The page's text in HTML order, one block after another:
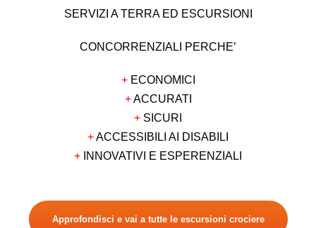
SERVIZI A TERRA ED ESCURSIONI
CONCORRENZIALI PERCHE’
+ECONOMICI
+ACCURATI
+ SICURI
+ACCESSIBILI AI DISABILI
+ INNOVATIVI E ESPERENZIALI
Approfondisci e vai a tutte le escursioni crociere